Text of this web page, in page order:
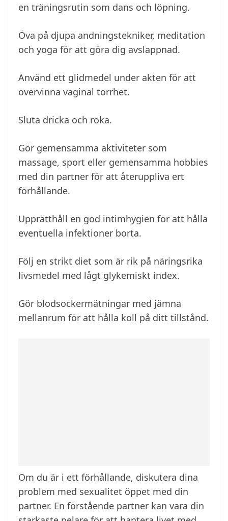
en träningsrutin som dans och löpning.
Öva på djupa andningstekniker, meditation
och yoga för att göra dig avslappnad.
Använd ett glidmedel under akten för att
övervinna vaginal torrhet.
Sluta dricka och röka.
Gör gemensamma aktiviteter som
massage, sport eller gemensamma hobbies
med din partner för att återuppliva ert
förhållande.
Upprätthåll en god intimhygien för att hålla
eventuella infektioner borta.
Följ en strikt diet som är rik på näringsrika
livsmedel med lågt glykemiskt index.
Gör blodsockermätningar med jämna
mellanrum för att hålla koll på ditt tillstånd.
Om du är i ett förhållande, diskutera dina
problem med sexualitet öppet med din
partner. En förstående partner kan vara din